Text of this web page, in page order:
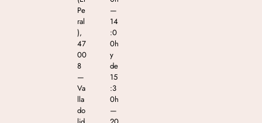
Pe
ral
),
47
00
8
—
Va
lla
do
—
14
:0
0h
y
de
15
:3
0h
—